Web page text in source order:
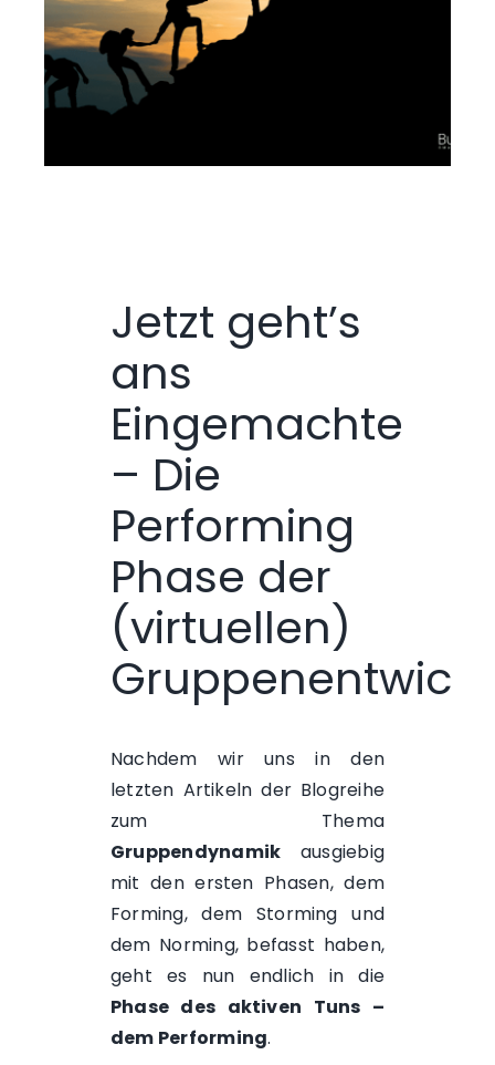
Jetzt geht’s
ans
Eingemachte
– Die
Performing
Phase der
(virtuellen)
Nachdem wir uns in den
letzten Artikeln der Blogreihe
zum Thema
Gruppendynamik ausgiebig
mit den ersten Phasen, dem
Forming, dem Storming und
dem Norming, befasst haben,
geht es nun endlich in die
Phase des aktiven Tuns –
dem Performing.